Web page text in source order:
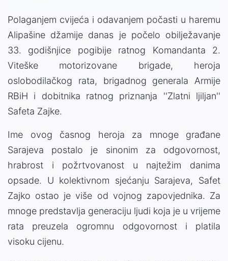
Polaganjem cvijeća i odavanjem počasti u haremu
Alipašine džamije danas je počelo obilježavanje
33. godišnjice pogibije ratnog Komandanta 2.
Viteške motorizovane brigade, heroja
oslobodilačkog rata, brigadnog generala Armije
RBiH i dobitnika ratnog priznanja ''Zlatni ljiljan''
Safeta Zajke.
Ime ovog časnog heroja za mnoge građane
Sarajeva postalo je sinonim za odgovornost,
hrabrost i požrtvovanost u najtežim danima
opsade. U kolektivnom sjećanju Sarajeva, Safet
Zajko ostao je više od vojnog zapovjednika. Za
mnoge predstavlja generaciju ljudi koja je u vrijeme
rata preuzela ogromnu odgovornost i platila
visoku cijenu.